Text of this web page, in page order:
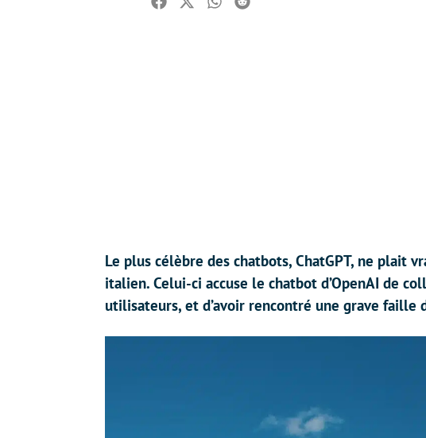
Facebook
TwitterWhatsapp
Reddit
Le plus célèbre des chatbots, ChatGPT, ne plait
italien. Celui-ci accuse le chatbot d’OpenAI de
utilisateurs, et d’avoir rencontré une grave faille